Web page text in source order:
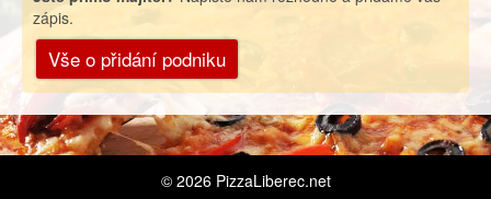
zápis.
Vše o přidání podniku
© 2026 PizzaLiberec.net